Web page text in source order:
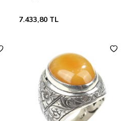
7.433,80 TL